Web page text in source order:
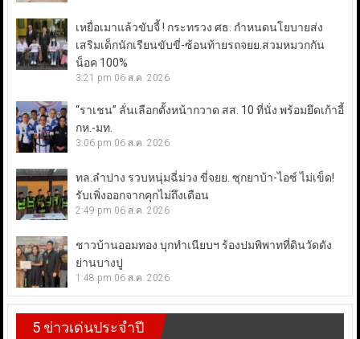
เหยื่อเมาแล้วขับจี้ ! กระทรวง ศธ. กำหนดนโยบายส่ง
เสริมเด็กนักเรียนขับขี่-ซ้อนท้ายรถจยย.สวมหมวกกัน
น็อค 100%
3:21 pm 06 ส.ค. 2026
“ราเชน” ลั่นเลือกตั้งหน้ากวาด สส. 10 ที่นั่ง พร้อมยึดเก้าอี้
กห.-มท.
3:06 pm 06 ส.ค. 2026
ทล.ลำปาง รวบหนุ่มฉี่ม่วง ขี่จยย. ซุกยาบ้า-ไอซ์ ไม่เข็ด!
รับเพิ่งออกจากคุกไม่ถึงเดือน
2:49 pm 06 ส.ค. 2026
ชาวบ้านออมทอง บุกทำเนียบฯ ร้องปมพิพาทที่ดินวัดดัง
ย่านบางปู
1:48 pm 06 ส.ค. 2026
5 ข่าวเด่นประจำปี